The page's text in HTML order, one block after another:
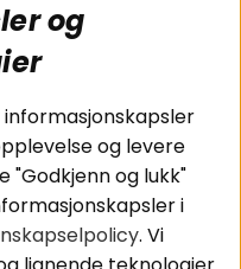
/ Garanti /
og
informasjonskapsler
og levere
"Godkjenn og lukk"
i
. Vi